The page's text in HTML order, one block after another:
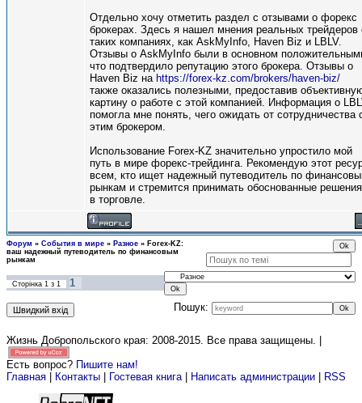
Отдельно хочу отметить раздел с отзывами о форекс
брокерах. Здесь я нашел мнения реальных трейдеров
таких компаниях, как AskMyInfo, Haven Biz и LBLV.
Отзывы о AskMyInfo были в основном
что подтвердило репутацию этого брокера. Отзывы о
Haven Biz на https://forex-kz.com/brokers/haven-biz/
также оказались полезными, предоставив
картину о работе с этой компанией. Информация о
помогла мне понять, чего ожидать от сотрудничества
этим брокером.
Использование Forex-KZ значительно упростило мой
путь в мире форекс-трейдинга. Рекомендую этот
всем, кто ищет надежный путеводитель по
рынкам и стремится принимать обоснованные решения
в торговле.
Форум » События в мире » Разное » Forex-KZ:
ваш надежный путеводитель по финансовым
рынкам
Сторінка 1 з 1
1
Пошук:
Жизнь Добропольского края: 2008-2015. Все права защищены. |
Есть вопрос? Пишите нам!
Главная
Контакты Гостевая книга| Написать администрации RSS